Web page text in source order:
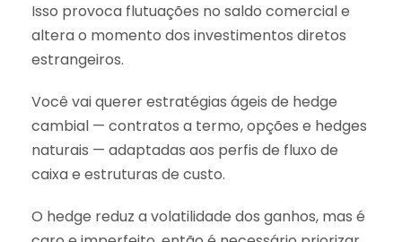
Isso provoca flutuações no saldo comercial e
altera o momento dos investimentos diretos
estrangeiros.
Você vai querer estratégias ágeis de hedge
cambial — contratos a termo, opções e hedges
naturais — adaptadas aos perfis de fluxo de
caixa e estruturas de custo.
O hedge reduz a volatilidade dos ganhos, mas é